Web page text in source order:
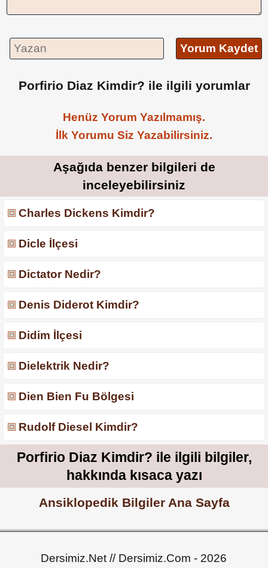
Yorum Kaydet
Porfirio Diaz Kimdir? ile ilgili yorumlar
Henüz Yorum Yazılmamış.
İlk Yorumu Siz Yazabilirsiniz.
Aşağıda benzer bilgileri de
inceleyebilirsiniz
Charles Dickens Kimdir?
Dicle İlçesi
Dictator Nedir?
Denis Diderot Kimdir?
Didim İlçesi
Dielektrik Nedir?
Dien Bien Fu Bölgesi
Rudolf Diesel Kimdir?
Porfirio Diaz Kimdir? ile ilgili bilgiler,
hakkında kısaca yazı
Ansiklopedik Bilgiler Ana Sayfa
Dersimiz.Net // Dersimiz.Com - 2026